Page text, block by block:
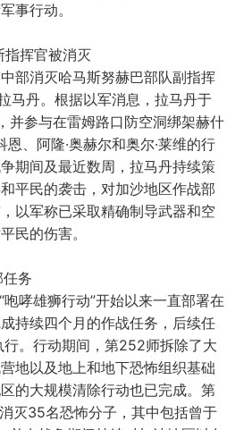
事行动。
指挥官被消灭
部消灭哈马斯努赫巴部队副指挥
马丹。根据以军消息，拉马丹于
并参与在雷姆路口防空洞绑架赫什
恩、阿隆·奥赫尔和奥尔·莱维的行
期间及最近数周，拉马丹持续策
平民的袭击，对加沙地区作战部
以军称已采取精确制导武器和空
民的伤害。
务
哮雄狮行动”开始以来一直部署在
持续四个月的作战任务，后续任
。行动期间，第252师拆除了大
地以及地上和地下恐怖组织基础
的大规模清除行动也已完成。第
灭35名恐怖分子，其中包括曾于